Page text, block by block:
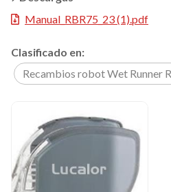
Manual_RBR75_23 (1).pdf
Clasificado en:
Recambios robot Wet Runner